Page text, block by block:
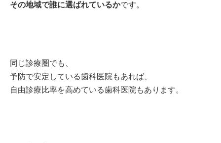
その地域で誰に選ばれているかです。
同じ診療圏でも、
予防で安定している歯科医院もあれば、
自由診療比率を高めている歯科医院もあります。